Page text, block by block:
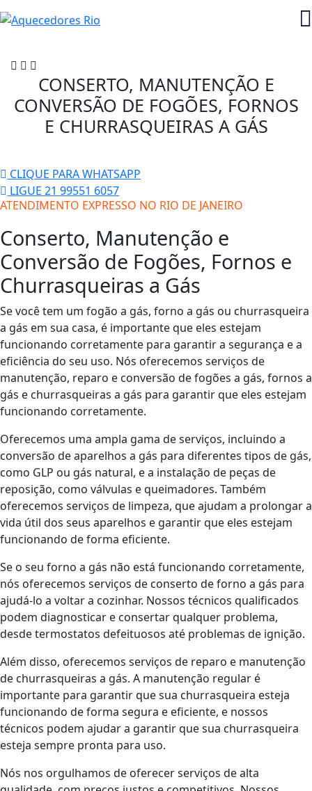
CONSERTO, MANUTENÇÃO E
CONVERSÃO DE FOGÕES, FORNOS
E CHURRASQUEIRAS A GÁS
CLIQUE PARA WHATSAPP
LIGUE 21 99551 6057
ATENDIMENTO EXPRESSO NO RIO DE JANEIRO
Conserto, Manutenção e
Conversão de Fogões, Fornos e
Churrasqueiras a Gás
Se você tem um fogão a gás, forno a gás ou churrasqueira
a gás em sua casa, é importante que eles estejam
funcionando corretamente para garantir a segurança e a
eficiência do seu uso. Nós oferecemos serviços de
manutenção, reparo e conversão de fogões a gás, fornos a
gás e churrasqueiras a gás para garantir que eles estejam
funcionando corretamente.
Oferecemos uma ampla gama de serviços, incluindo a
conversão de aparelhos a gás para diferentes tipos de gás,
como GLP ou gás natural, e a instalação de peças de
reposição, como válvulas e queimadores. Também
oferecemos serviços de limpeza, que ajudam a prolongar a
vida útil dos seus aparelhos e garantir que eles estejam
funcionando de forma eficiente.
Se o seu forno a gás não está funcionando corretamente,
nós oferecemos serviços de conserto de forno a gás para
ajudá-lo a voltar a cozinhar. Nossos técnicos qualificados
podem diagnosticar e consertar qualquer problema,
desde termostatos defeituosos até problemas de ignição.
Além disso, oferecemos serviços de reparo e manutenção
de churrasqueiras a gás. A manutenção regular é
importante para garantir que sua churrasqueira esteja
funcionando de forma segura e eficiente, e nossos
técnicos podem ajudar a garantir que sua churrasqueira
esteja sempre pronta para uso.
Nós nos orgulhamos de oferecer serviços de alta